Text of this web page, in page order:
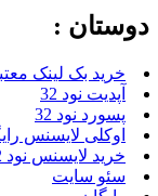
:
خرید بک لینک معتبر
آپدیت نود 32
پسورد نود 32
اوکلی لایسنس
خرید لایسنس نود 32
سئو سایت